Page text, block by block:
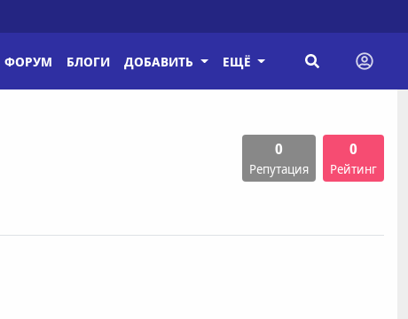
ФОРУМ БЛОГИ ДОБАВИТЬ ЕЩЁ
0
Репутация
0
Рейтинг